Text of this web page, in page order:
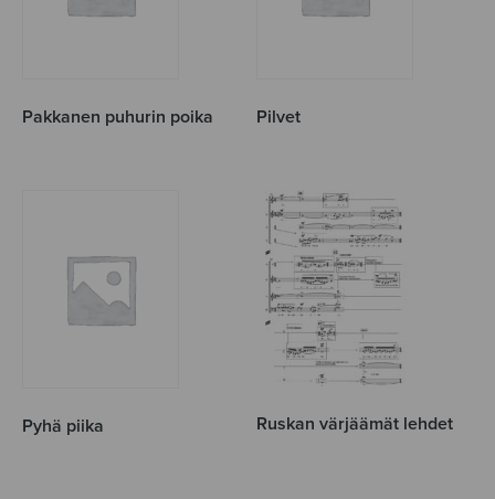
Pakkanen puhurin poika Pilvet
Pyhä piika Ruskan värjäämät lehdet